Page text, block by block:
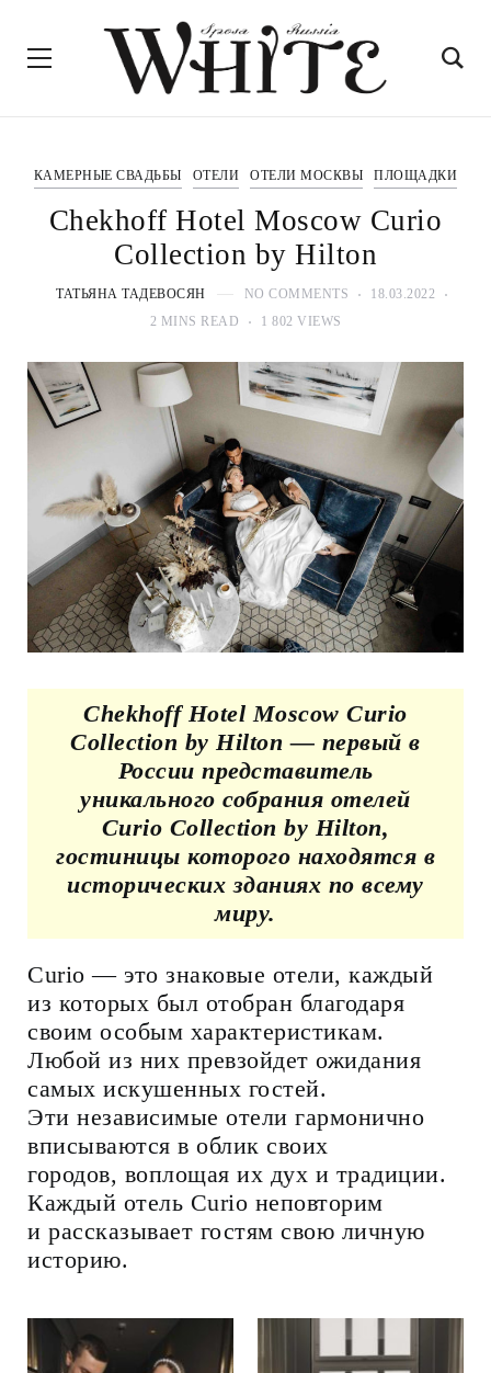
КАМЕРНЫЕ СВАДЬБЫ ОТЕЛИ ОТЕЛИ МОСКВЫ ПЛОЩАДКИ
Chekhoff Hotel Moscow Curio
Collection by Hilton
ТАТЬЯНА ТАДЕВОСЯН NO COMMENTS
18.03.2022
2 MINS READ
1 802 VIEWS
Chekhoff Hotel Moscow Curio
Collection by Hilton — первый в
России представитель
уникального собрания отелей
Curio Collection by Hilton,
гостиницы которого находятся в
исторических зданиях по всему
миру.
Curio — это знаковые отели, каждый
из которых был отобран благодаря
своим особым характеристикам.
Любой из них превзойдет ожидания
самых искушенных гостей.
Эти независимые отели гармонично
вписываются в облик своих
городов, воплощая их дух и традиции.
Каждый отель Curio неповторим
и рассказывает гостям свою личную
историю.